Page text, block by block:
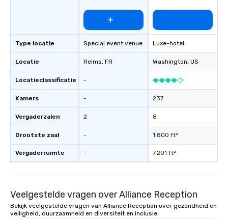
Type locatie
Locatie
Locatieclassificatie
Kamers
Vergaderzalen
Grootste zaal
Vergaderruimte
Special event venue
Reims, FR
-
-
2
-
-
Luxe-hotel
Washington, US
237
8
1.800 ft²
7.201 ft²
Veelgestelde vragen over Alliance Reception
Bekijk veelgestelde vragen van Alliance Reception over gezondheid en
veiligheid, duurzaamheid en diversiteit en inclusie.